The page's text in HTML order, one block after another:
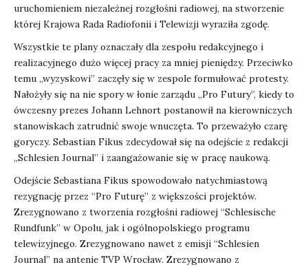
uruchomieniem niezależnej rozgłośni radiowej, na stworzenie
której Krajowa Rada Radiofonii i Telewizji wyraziła zgodę.
Wszystkie te plany oznaczały dla zespołu redakcyjnego i
realizacyjnego dużo więcej pracy za mniej pieniędzy. Przeciwko
temu „wyzyskowi” zaczęły się w zespole formułować protesty.
Nałożyły się na nie spory w łonie zarządu „Pro Futury”, kiedy to
ówczesny prezes Johann Lehnort postanowił na kierowniczych
stanowiskach zatrudnić swoje wnuczęta. To przeważyło czarę
goryczy. Sebastian Fikus zdecydował się na odejście z redakcji
„Schlesien Journal” i zaangażowanie się w pracę naukową.
Odejście Sebastiana Fikus spowodowało natychmiastową
rezygnację przez “Pro Futurę” z większości projektów.
Zrezygnowano z tworzenia rozgłośni radiowej “Schlesische
Rundfunk” w Opolu, jak i ogólnopolskiego programu
telewizyjnego. Zrezygnowano nawet z emisji “Schlesien
Journal” na antenie TVP Wrocław. Zrezygnowano z